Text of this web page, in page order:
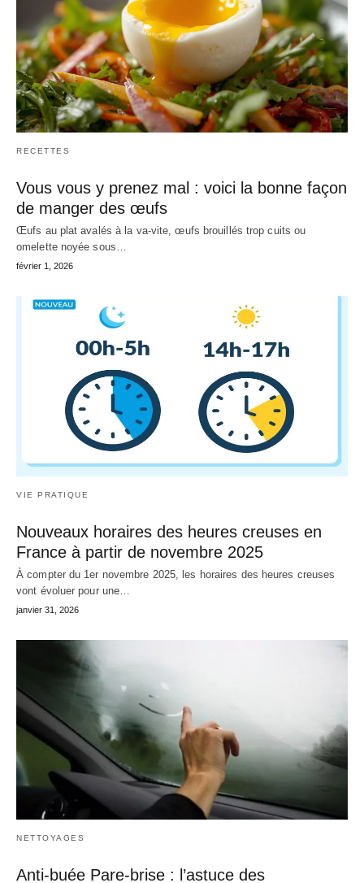
RECETTES
Vous vous y prenez mal : voici la bonne façon
de manger des œufs
Œufs au plat avalés à la va-vite, œufs brouillés trop cuits ou
omelette noyée sous…
février 1, 2026
VIE PRATIQUE
Nouveaux horaires des heures creuses en
France à partir de novembre 2025
À compter du 1er novembre 2025, les horaires des heures creuses
vont évoluer pour une…
janvier 31, 2026
NETTOYAGES
Anti-buée Pare-brise : l’astuce des